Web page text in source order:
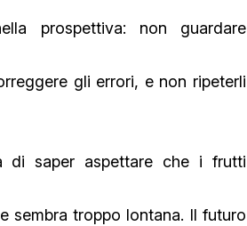
prospettiva: non guardare
gli errori, e non ripeterli
di saper aspettare che i frutti
sembra troppo lontana. Il futuro